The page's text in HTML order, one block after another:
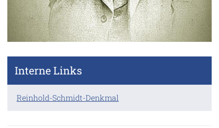
Interne Links
Reinhold-Schmidt-Denkmal